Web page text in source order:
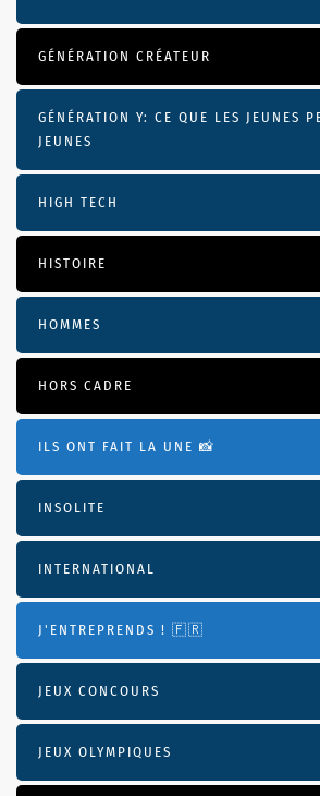
GÉNÉRATION CRÉATEUR
GÉNÉRATION Y: CE QUE LES JEUNES
JEUNES
HIGH TECH
HISTOIRE
HOMMES
HORS CADRE
ILS ONT FAIT LA UNE 📸
INSOLITE
INTERNATIONAL
J'ENTREPRENDS ! 🇫🇷
JEUX CONCOURS
JEUX OLYMPIQUES